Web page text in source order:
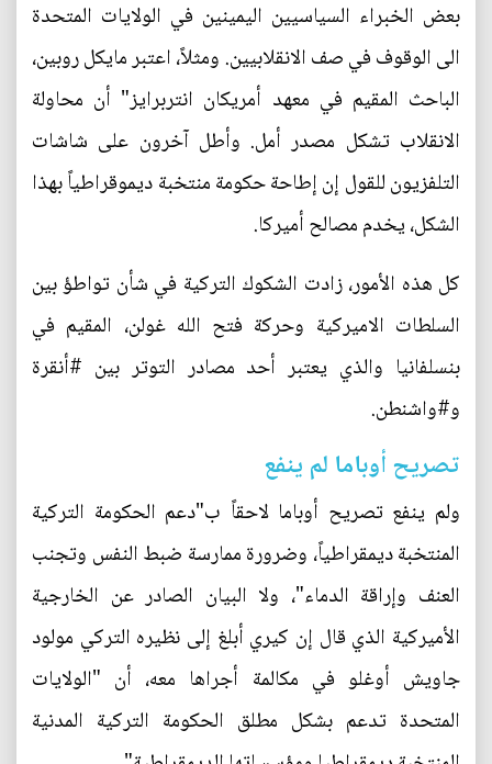
بعض الخبراء السياسيين اليمينين في الولايات المتحدة
الى الوقوف في صف الانقلابيين. ومثلاً، اعتبر مايكل روبين،
الباحث المقيم في معهد أمريكان انتربرايز" أن محاولة
الانقلاب تشكل مصدر أمل. وأطل آخرون على شاشات
التلفزيون للقول إن إطاحة حكومة منتخبة ديموقراطياً بهذا
الشكل، يخدم مصالح أميركا.
كل هذه الأمور، زادت الشكوك التركية في شأن تواطؤ بين
السلطات الاميركية وحركة فتح الله غولن، المقيم في
بنسلفانيا والذي يعتبر أحد مصادر التوتر بين #أنقرة
و#واشنطن.
تصريح أوباما لم ينفع
ولم ينفع تصريح أوباما لاحقاً ب"دعم الحكومة التركية
المنتخبة ديمقراطياً، وضرورة ممارسة ضبط النفس وتجنب
العنف وإراقة الدماء"، ولا البيان الصادر عن الخارجية
الأميركية الذي قال إن كيري أبلغ إلى نظيره التركي مولود
جاويش أوغلو في مكالمة أجراها معه، أن "الولايات
المتحدة تدعم بشكل مطلق الحكومة التركية المدنية